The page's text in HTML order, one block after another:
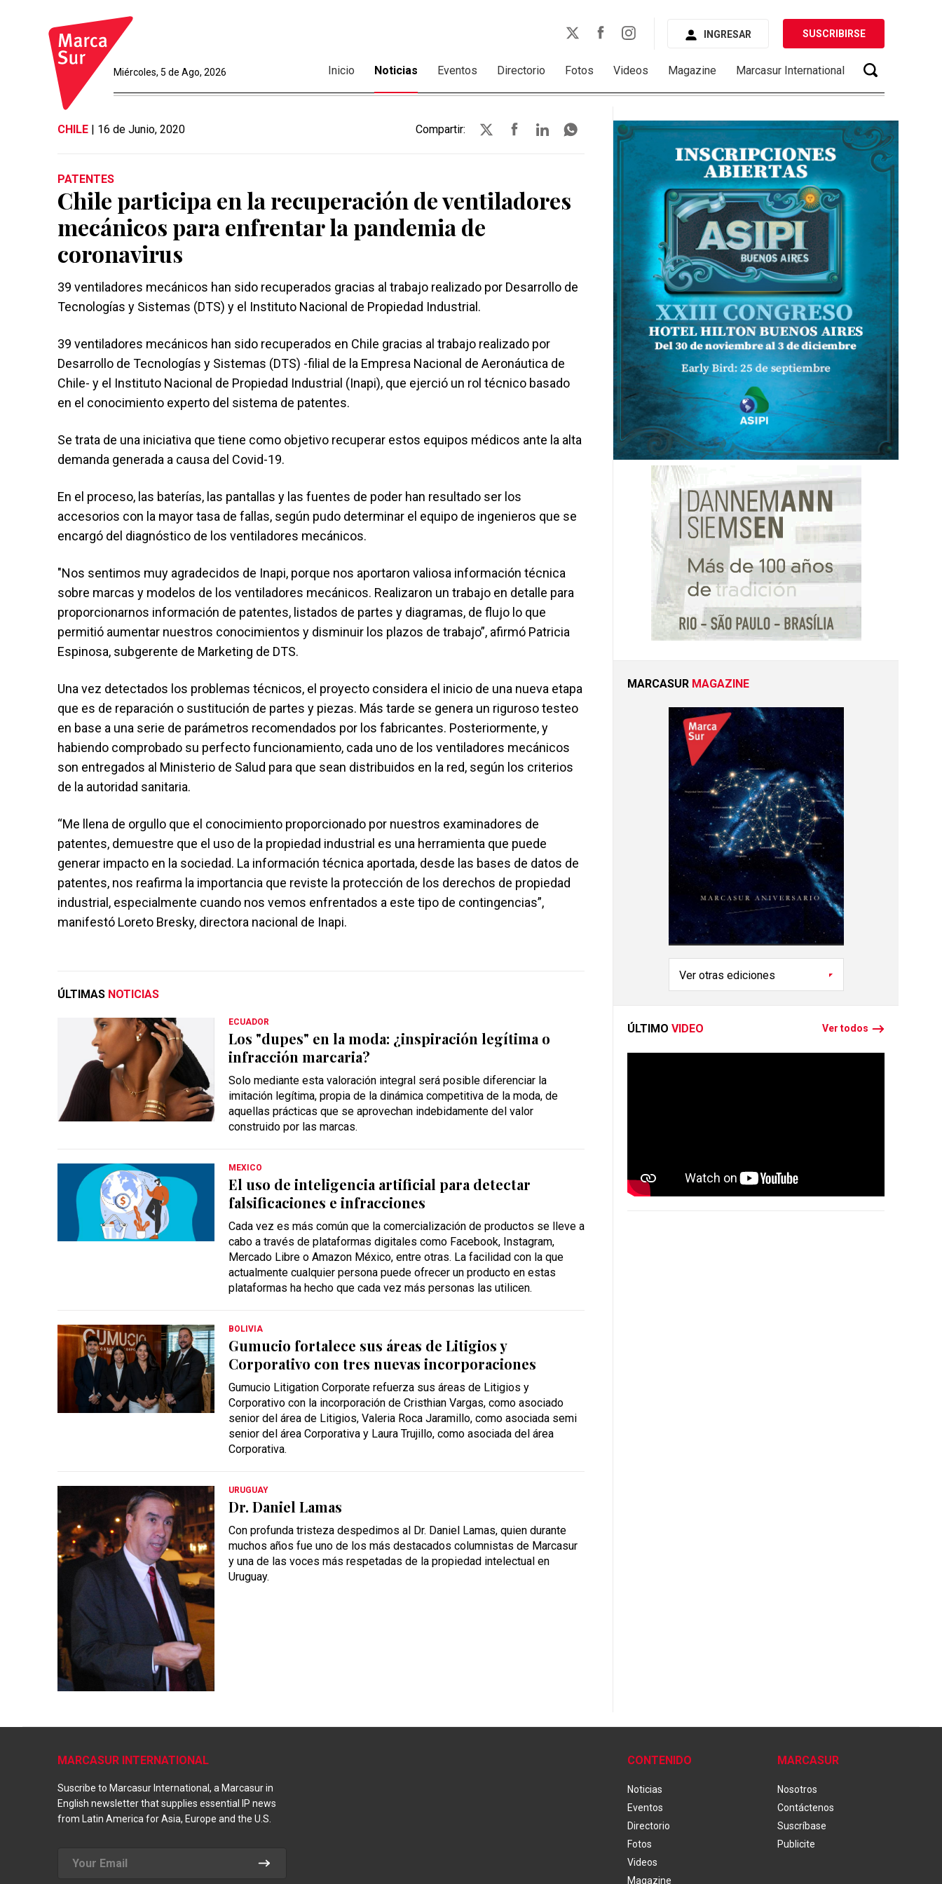
INGRESAR SUSCRIBIRSE
Miércoles, 5 de Ago, 2026 Inicio Noticias Eventos Directorio Fotos Videos Magazine Marcasur International
CHILE | 16 de Junio, 2020 Compartir:
PATENTES
Chile participa en la recuperación de ventiladores
mecánicos para enfrentar la pandemia de
coronavirus
39 ventiladores mecánicos han sido recuperados gracias al trabajo realizado por Desarrollo de
Tecnologías y Sistemas (DTS) y el Instituto Nacional de Propiedad Industrial.
39 ventiladores mecánicos han sido recuperados en Chile gracias al trabajo realizado por
Desarrollo de Tecnologías y Sistemas (DTS) -filial de la Empresa Nacional de Aeronáutica de
Chile- y el Instituto Nacional de Propiedad Industrial (Inapi), que ejerció un rol técnico basado
en el conocimiento experto del sistema de patentes.
Se trata de una iniciativa que tiene como objetivo recuperar estos equipos médicos ante la alta
demanda generada a causa del Covid-19.
En el proceso, las baterías, las pantallas y las fuentes de poder han resultado ser los
accesorios con la mayor tasa de fallas, según pudo determinar el equipo de ingenieros que se
encargó del diagnóstico de los ventiladores mecánicos.
"Nos sentimos muy agradecidos de Inapi, porque nos aportaron valiosa información técnica
sobre marcas y modelos de los ventiladores mecánicos. Realizaron un trabajo en detalle para
proporcionarnos información de patentes, listados de partes y diagramas, de flujo lo que
permitió aumentar nuestros conocimientos y disminuir los plazos de trabajo”, afirmó Patricia
Espinosa, subgerente de Marketing de DTS.
Una vez detectados los problemas técnicos, el proyecto considera el inicio de una nueva etapa
que es de reparación o sustitución de partes y piezas. Más tarde se genera un riguroso testeo
en base a una serie de parámetros recomendados por los fabricantes. Posteriormente, y
habiendo comprobado su perfecto funcionamiento, cada uno de los ventiladores mecánicos
son entregados al Ministerio de Salud para que sean distribuidos en la red, según los criterios
de la autoridad sanitaria.
“Me llena de orgullo que el conocimiento proporcionado por nuestros examinadores de
patentes, demuestre que el uso de la propiedad industrial es una herramienta que puede
generar impacto en la sociedad. La información técnica aportada, desde las bases de datos de
patentes, nos reafirma la importancia que reviste la protección de los derechos de propiedad
industrial, especialmente cuando nos vemos enfrentados a este tipo de contingencias”,
manifestó Loreto Bresky, directora nacional de Inapi.
ÚLTIMAS NOTICIAS
ECUADOR
Los "dupes" en la moda: ¿inspiración legítima o
infracción marcaria?
Solo mediante esta valoración integral será posible diferenciar la
imitación legítima, propia de la dinámica competitiva de la moda, de
aquellas prácticas que se aprovechan indebidamente del valor
construido por las marcas.
MEXICO
El uso de inteligencia artificial para detectar
falsificaciones e infracciones
Cada vez es más común que la comercialización de productos se lleve a
cabo a través de plataformas digitales como Facebook, Instagram,
Mercado Libre o Amazon México, entre otras. La facilidad con la que
actualmente cualquier persona puede ofrecer un producto en estas
plataformas ha hecho que cada vez más personas las utilicen.
BOLIVIA
Gumucio fortalece sus áreas de Litigios y
Corporativo con tres nuevas incorporaciones
Gumucio Litigation Corporate refuerza sus áreas de Litigios y
Corporativo con la incorporación de Cristhian Vargas, como asociado
senior del área de Litigios, Valeria Roca Jaramillo, como asociada semi
senior del área Corporativa y Laura Trujillo, como asociada del área
Corporativa.
URUGUAY
Dr. Daniel Lamas
Con profunda tristeza despedimos al Dr. Daniel Lamas, quien durante
muchos años fue uno de los más destacados columnistas de Marcasur
y una de las voces más respetadas de la propiedad intelectual en
Uruguay.
MARCASUR MAGAZINE
ÚLTIMOVIDEO Ver todos
MARCASUR INTERNATIONAL
Suscribe to Marcasur International, a Marcasur in
English newsletter that supplies essential IP news
from Latin America for Asia, Europe and the U.S.
CONTENIDO
Noticias
Eventos
Directorio
Fotos
Videos
Magazine
MARCASUR
Nosotros
Contáctenos
Suscríbase
Publicite